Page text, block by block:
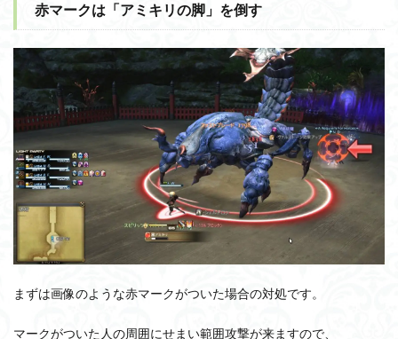
赤マークは「アミキリの脚」を倒す
まずは画像のような赤マークがついた場合の対処です。
マークがついた人の周囲にせまい範囲攻撃が来ますので、